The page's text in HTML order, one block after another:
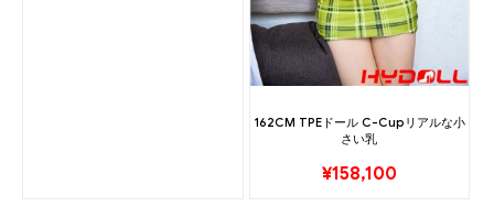
162CM TPEドール C-Cupリアルな小
さい乳
¥158,100